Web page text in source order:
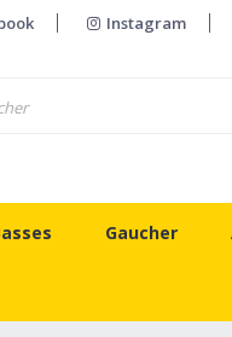
Instagram
Gaucher